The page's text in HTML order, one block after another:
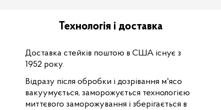
Доставка стейків поштою в США існує з
1952 року.
Технологія і доставка
Відразу після обробки і дозрівання м'ясо
вакуумується, заморожується технологією
миттєвого заморожування і зберігається в